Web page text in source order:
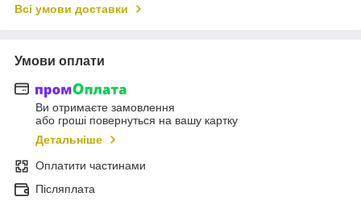
Всі умови доставки
Умови оплати
Ви отримаєте замовлення
або гроші повернуться на вашу картку
Детальніше
Оплатити частинами
Післяплата